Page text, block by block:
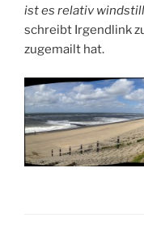
ist es relativ
schreibt Irgendlink
zugemailt hat.